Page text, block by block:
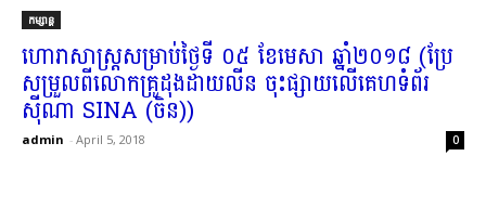
កម្សាន្ត
ហោរាសាស្ត្រ​សម្រាប់​ថ្ងៃទី ០៥ ខែមេសា ឆ្នាំ​២០១៨ (​ប្រែ​
សម្រួល​ពី​លោកគ្រូ​ដុង​ដាយ​លីន ចុះផ្សាយ​លើ​គេហទំព័រ​
ស៊ីណា SINA (​ចិន​))
admin - April 5, 2018 0